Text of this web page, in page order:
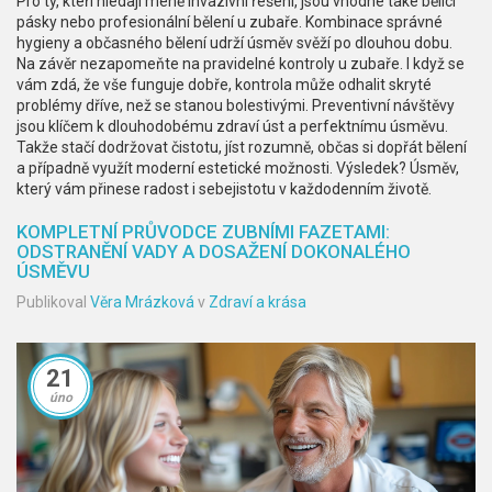
pásky nebo profesionální bělení u zubaře. Kombinace správné
hygieny a občasného bělení udrží úsměv svěží po dlouhou dobu.
Na závěr nezapomeňte na pravidelné kontroly u zubaře. I když se
vám zdá, že vše funguje dobře, kontrola může odhalit skryté
problémy dříve, než se stanou bolestivými. Preventivní návštěvy
jsou klíčem k dlouhodobému zdraví úst a perfektnímu úsměvu.
Takže stačí dodržovat čistotu, jíst rozumně, občas si dopřát bělení
a případně využít moderní estetické možnosti. Výsledek? Úsměv,
který vám přinese radost i sebejistotu v každodenním životě.
KOMPLETNÍ PRŮVODCE ZUBNÍMI FAZETAMI:
ODSTRANĚNÍ VADY A DOSAŽENÍ DOKONALÉHO
ÚSMĚVU
Publikoval Věra Mrázková v Zdraví a krása
21
úno